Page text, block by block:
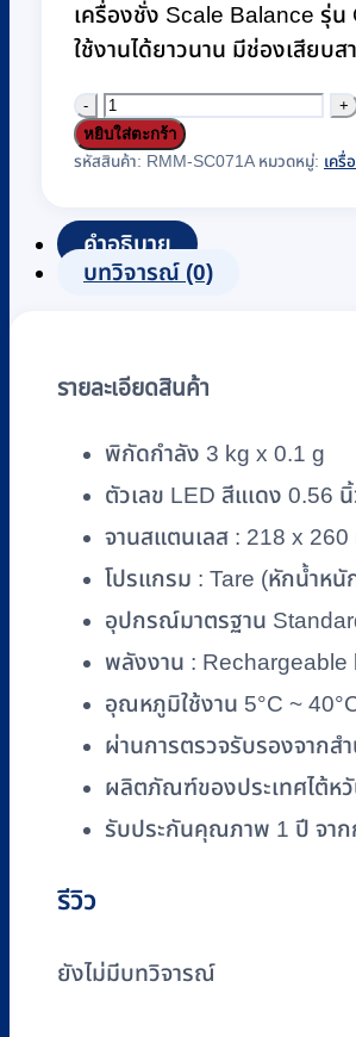
฿5,290.
฿4,900.
เครื่องชั่ง Scale Balance รุ่
ใช้งานได้ยาวนาน มีช่องเสียบ
จำนวน
เครื่อง
ชั่ง
หนัก
ตั้ง
อิเล็กทรอนิกส์
CST
CDR-
3
(พิกัด
3
kg
0.1
g)
ชิ้น
หยิบใส่ตะกร้า
รหัสสินค้า: RMM-SC071A หมวดหมู่: เครื่
คำอธิบาย
บทวิจารณ์ (0)
รายละเอียดสินค้า
พิกัดกำลัง 3 kg x 0.1 g
ตัวเลข LED สีแเดง 0.56
จานสแตนเลส : 218 x
โปรแกรม : Tare (หักน้ำหนั
อุปกรณ์มาตรฐาน
พลังงาน : Rechargeable
อุณหภูมิใช้งาน 5°C ~
ผ่านการตรวจรับรองจากส
ผลิตภัณฑ์ของประเทศไต้ห
รับประกันคุณภาพ 1 ปี จาก
รีวิว
ยังไม่มีบทวิจารณ์